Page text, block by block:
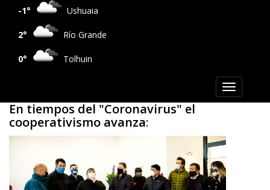
-1° Ushuaia
2° Río Grande
0° Tolhuin
Toggle
navigation
En tiempos del "Coronavirus" el
cooperativismo avanza: